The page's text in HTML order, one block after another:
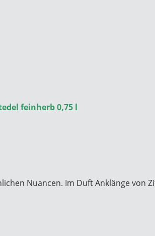
feinherb 0,75 l
Nuancen. Im Duft Anklänge von